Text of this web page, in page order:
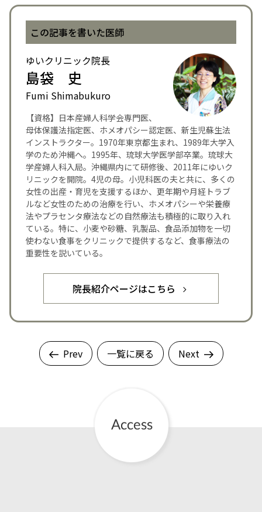
この記事を書いた医師
ゆいクリニック院長
島袋 史
Fumi Shimabukuro
【資格】日本産婦人科学会専門医、
母体保護法指定医、ホメオパシー認定医、新生児蘇生法
インストラクター。1970年東京都生まれ、1989年大学入
学のため沖縄へ。1995年、琉球大学医学部卒業。琉球大
学産婦人科入局。沖縄県内にて研修後、2011年にゆいク
リニックを開院。4児の母。小児科医の夫と共に、多くの
女性の出産・育児を支援するほか、更年期や月経トラブ
ルなど女性のための治療を行い、ホメオパシーや栄養療
法やプラセンタ療法などの自然療法も積極的に取り入れ
ている。特に、小麦や砂糖、乳製品、食品添加物を一切
使わない食事をクリニックで提供するなど、食事療法の
重要性を説いている。
院長紹介ページはこちら
Prev 一覧に戻る Next